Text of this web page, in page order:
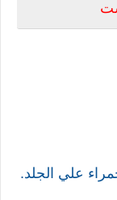
علي الجلد.